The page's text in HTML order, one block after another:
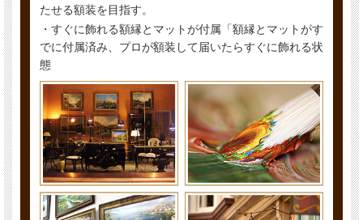
たせる額装を目指す。
・すぐに飾れる額縁とマットが付属「額縁とマットがす
でに付属済み、プロが額装して届いたらすぐに飾れる状
態